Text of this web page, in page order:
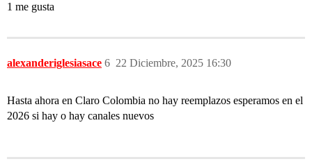
1 me gusta
alexanderiglesiasace 22 Diciembre, 2025 16:30
6
Hasta ahora en Claro Colombia no hay reemplazos esperamos en el
2026 si hay o hay canales nuevos